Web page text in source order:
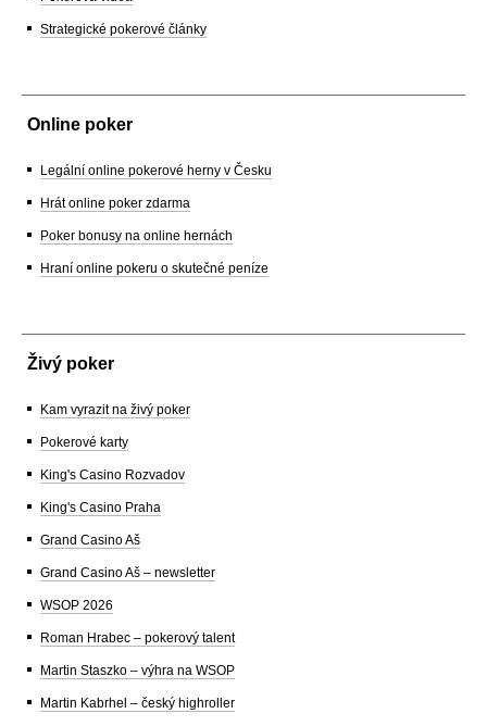
Strategické pokerové články
Online poker
Legální online pokerové herny v Česku
Hrát online poker zdarma
Poker bonusy na online hernách
Hraní online pokeru o skutečné peníze
Živý poker
Kam vyrazit na živý poker
Pokerové karty
King's Casino Rozvadov
King's Casino Praha
Grand Casino Aš
Grand Casino Aš – newsletter
WSOP 2026
Roman Hrabec – pokerový talent
Martin Staszko – výhra na WSOP
Martin Kabrhel – český highroller